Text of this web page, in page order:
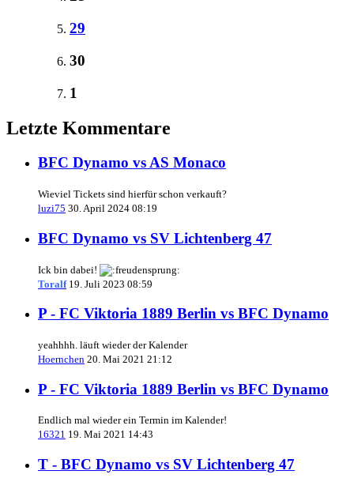
29
30
1
Letzte Kommentare
BFC Dynamo vs AS Monaco
Wieviel Tickets sind hierfür schon verkauft?
luzi75 30. April 2024 08:19
BFC Dynamo vs SV Lichtenberg 47
Ick bin dabei!
Toralf 19. Juli 2023 08:59
P - FC Viktoria 1889 Berlin vs BFC Dynamo
yeahhhh. läuft wieder der Kalender
Hoernchen 20. Mai 2021 21:12
P - FC Viktoria 1889 Berlin vs BFC Dynamo
Endlich mal wieder ein Termin im Kalender!
16321 19. Mai 2021 14:43
T - BFC Dynamo vs SV Lichtenberg 47